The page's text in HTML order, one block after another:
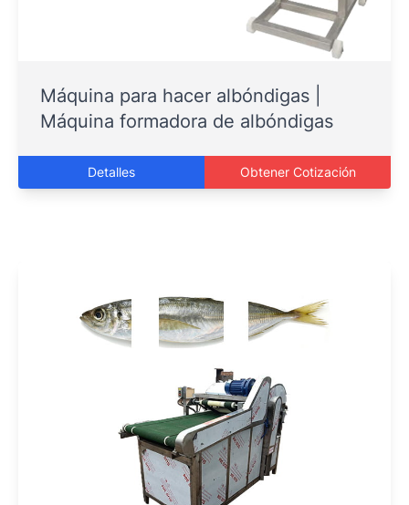
Máquina para hacer albóndigas |
Máquina formadora de albóndigas
Detalles Obtener Cotización